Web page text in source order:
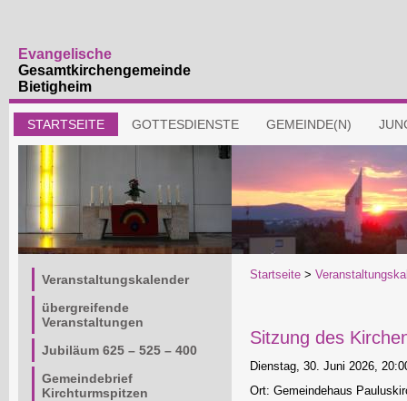
Evangelische
Gesamtkirchengemeinde
Bietigheim
Navigation
überspringen
STARTSEITE GOTTESDIENSTE GEMEINDE(N)
Startseite >
Sitzung des
Dienstag, 30. Juni 2026,
Ort: Gemeindehaus
Navigation
überspringen
Veranstaltungskalender
übergreifende
Veranstaltungen
Jubiläum 625 – 525 – 400
Gemeindebrief
Kirchturmspitzen